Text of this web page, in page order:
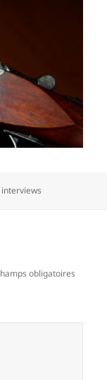
interviews
obligatoires